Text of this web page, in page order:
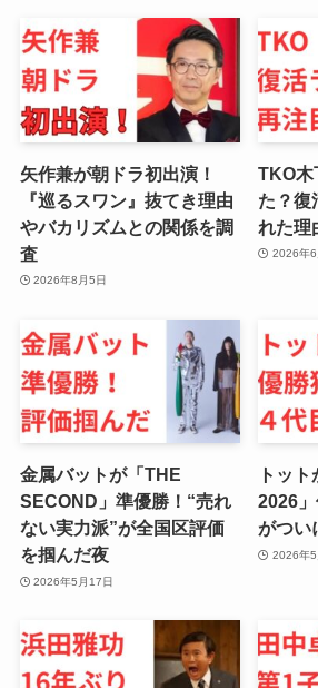
矢作兼が朝ドラ初出演！
『巡るスワン』抜てき理由
やバカリズムとの関係を調
査
2026年8月5日
TKO木
た？復
れた理
2026年6
金属バットが「THE
SECOND」準優勝！“売れ
ない実力派”が全国区評価
を掴んだ夜
2026年5月17日
トッ
2026
がつい
2026年5